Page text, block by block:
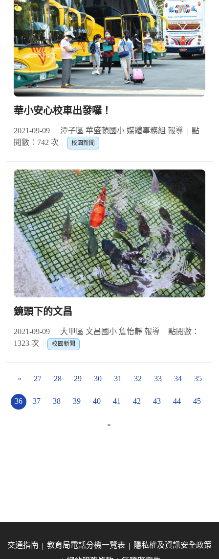
華小安心校車出發囉！
2021-09-09 潭子區 華盛頓國小 媒體事務組 報導
點
閱數：742 次
校園新聞
鏡頭下的文昌
2021-09-09 大甲區 文昌國小 詹怡靜 報導
點閱數：
1323 次
校園新聞
« 27 28 29 30 31 32 33 34 35
36 37 38 39 40 41 42 43 44 45
»
交通指南 教育局電話分機一覽表
隱私權及資訊安全政策